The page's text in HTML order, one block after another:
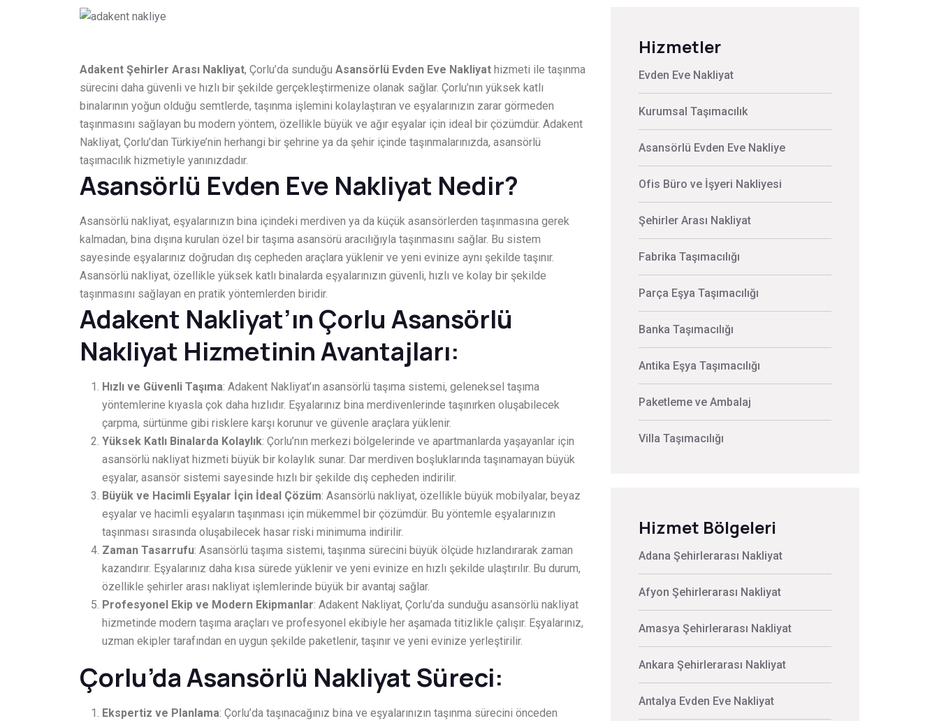
Adakent Şehirler Arası Nakliyat, Çorlu’da sunduğu Asansörlü Evden Eve Nakliyat hizmeti ile taşınma
sürecini daha güvenli ve hızlı bir şekilde gerçekleştirmenize olanak sağlar. Çorlu’nın yüksek katlı
binalarının yoğun olduğu semtlerde, taşınma işlemini kolaylaştıran ve eşyalarınızın zarar görmeden
taşınmasını sağlayan bu modern yöntem, özellikle büyük ve ağır eşyalar için ideal bir çözümdür. Adakent
Nakliyat, Çorlu’dan Türkiye’nin herhangi bir şehrine ya da şehir içinde taşınmalarınızda, asansörlü
taşımacılık hizmetiyle yanınızdadır.
Asansörlü Evden Eve Nakliyat Nedir?
Asansörlü nakliyat, eşyalarınızın bina içindeki merdiven ya da küçük asansörlerden taşınmasına gerek
kalmadan, bina dışına kurulan özel bir taşıma asansörü aracılığıyla taşınmasını sağlar. Bu sistem
sayesinde eşyalarınız doğrudan dış cepheden araçlara yüklenir ve yeni evinize aynı şekilde taşınır.
Asansörlü nakliyat, özellikle yüksek katlı binalarda eşyalarınızın güvenli, hızlı ve kolay bir şekilde
taşınmasını sağlayan en pratik yöntemlerden biridir.
Adakent Nakliyat’ın Çorlu Asansörlü
Nakliyat Hizmetinin Avantajları:
Hızlı ve Güvenli Taşıma: Adakent Nakliyat’ın asansörlü taşıma sistemi, geleneksel taşıma
yöntemlerine kıyasla çok daha hızlıdır. Eşyalarınız bina merdivenlerinde taşınırken oluşabilecek
çarpma, sürtünme gibi risklere karşı korunur ve güvenle araçlara yüklenir.
Yüksek Katlı Binalarda Kolaylık: Çorlu’nın merkezi bölgelerinde ve apartmanlarda yaşayanlar için
asansörlü nakliyat hizmeti büyük bir kolaylık sunar. Dar merdiven boşluklarında taşınamayan büyük
eşyalar, asansör sistemi sayesinde hızlı bir şekilde dış cepheden indirilir.
Büyük ve Hacimli Eşyalar İçin İdeal Çözüm: Asansörlü nakliyat, özellikle büyük mobilyalar, beyaz
eşyalar ve hacimli eşyaların taşınması için mükemmel bir çözümdür. Bu yöntemle eşyalarınızın
taşınması sırasında oluşabilecek hasar riski minimuma indirilir.
Zaman Tasarrufu: Asansörlü taşıma sistemi, taşınma sürecini büyük ölçüde hızlandırarak zaman
kazandırır. Eşyalarınız daha kısa sürede yüklenir ve yeni evinize en hızlı şekilde ulaştırılır. Bu durum,
özellikle şehirler arası nakliyat işlemlerinde büyük bir avantaj sağlar.
Profesyonel Ekip ve Modern Ekipmanlar: Adakent Nakliyat, Çorlu’da sunduğu asansörlü nakliyat
hizmetinde modern taşıma araçları ve profesyonel ekibiyle her aşamada titizlikle çalışır. Eşyalarınız,
uzman ekipler tarafından en uygun şekilde paketlenir, taşınır ve yeni evinize yerleştirilir.
Çorlu’da Asansörlü Nakliyat Süreci:
Ekspertiz ve Planlama: Çorlu’da taşınacağınız bina ve eşyalarınızın taşınma sürecini önceden
Hizmetler
Evden Eve Nakliyat
Kurumsal Taşımacılık
Asansörlü Evden Eve Nakliye
Ofis Büro ve İşyeri Nakliyesi
Şehirler Arası Nakliyat
Fabrika Taşımacılığı
Parça Eşya Taşımacılığı
Banka Taşımacılığı
Antika Eşya Taşımacılığı
Paketleme ve Ambalaj
Villa Taşımacılığı
Hizmet Bölgeleri
Adana Şehirlerarası Nakliyat
Afyon Şehirlerarası Nakliyat
Amasya Şehirlerarası Nakliyat
Ankara Şehirlerarası Nakliyat
Antalya Evden Eve Nakliyat